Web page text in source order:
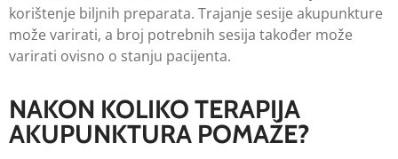
korištenje biljnih preparata. Trajanje sesije akupunkture
može varirati, a broj potrebnih sesija također može
varirati ovisno o stanju pacijenta.
NAKON KOLIKO TERAPIJA
AKUPUNKTURA POMAŽE?